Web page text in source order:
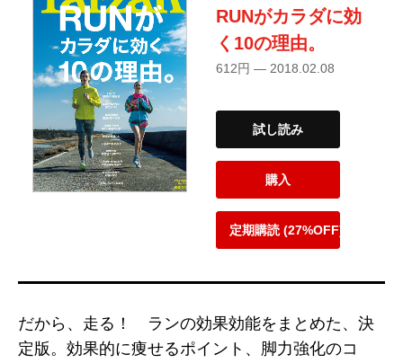
RUNがカラダに効
く10の理由。
612円 — 2018.02.08
試し読み
購入
定期購読 (27%OFF)
だから、走る！ ランの効果効能をまとめた、決
定版。効果的に痩せるポイント、脚力強化のコ